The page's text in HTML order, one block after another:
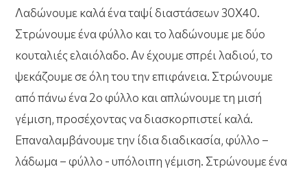
Λαδώνουμε καλά ένα ταψί διαστάσεων 30Χ40.
Στρώνουμε ένα φύλλο και το λαδώνουμε με δύο
κουταλιές ελαιόλαδο. Αν έχουμε σπρέι λαδιού, το
ψεκάζουμε σε όλη του την επιφάνεια. Στρώνουμε
από πάνω ένα 2ο φύλλο και απλώνουμε τη μισή
γέμιση, προσέχοντας να διασκορπιστεί καλά.
Επαναλαμβάνουμε την ίδια διαδικασία, φύλλο –
λάδωμα – φύλλο - υπόλοιπη γέμιση. Στρώνουμε ένα